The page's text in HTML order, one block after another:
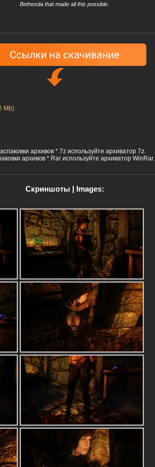
Bethesda that made all this possible.
Mb)
архивов *.7z используйте архиватор 7z.
архивов *.Rar используйте архиватор WinRar.
Скриншоты | Images: